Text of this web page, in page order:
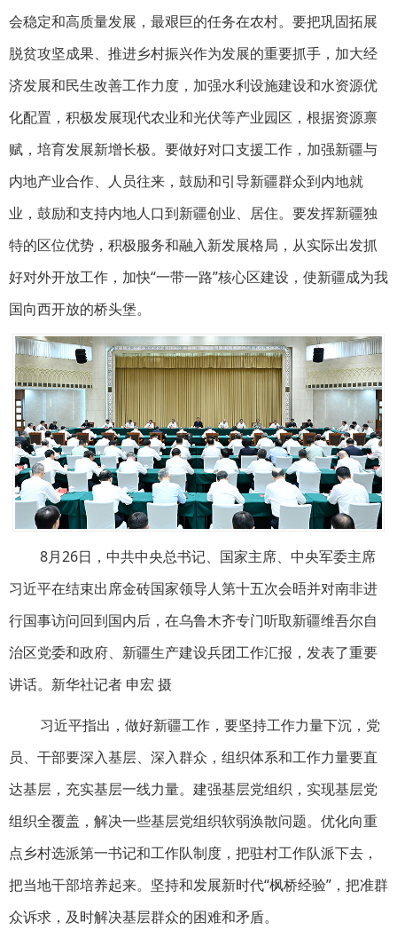
会稳定和高质量发展，最艰巨的任务在农村。要把巩固拓展
脱贫攻坚成果、推进乡村振兴作为发展的重要抓手，加大经
济发展和民生改善工作力度，加强水利设施建设和水资源优
化配置，积极发展现代农业和光伏等产业园区，根据资源禀
赋，培育发展新增长极。要做好对口支援工作，加强新疆与
内地产业合作、人员往来，鼓励和引导新疆群众到内地就
业，鼓励和支持内地人口到新疆创业、居住。要发挥新疆独
特的区位优势，积极服务和融入新发展格局，从实际出发抓
好对外开放工作，加快“一带一路”核心区建设，使新疆成为我
国向西开放的桥头堡。
8月26日，中共中央总书记、国家主席、中央军委主席
习近平在结束出席金砖国家领导人第十五次会晤并对南非进
行国事访问回到国内后，在乌鲁木齐专门听取新疆维吾尔自
治区党委和政府、新疆生产建设兵团工作汇报，发表了重要
讲话。新华社记者 申宏 摄
习近平指出，做好新疆工作，要坚持工作力量下沉，党
员、干部要深入基层、深入群众，组织体系和工作力量要直
达基层，充实基层一线力量。建强基层党组织，实现基层党
组织全覆盖，解决一些基层党组织软弱涣散问题。优化向重
点乡村选派第一书记和工作队制度，把驻村工作队派下去，
把当地干部培养起来。坚持和发展新时代“枫桥经验”，把准群
众诉求，及时解决基层群众的困难和矛盾。